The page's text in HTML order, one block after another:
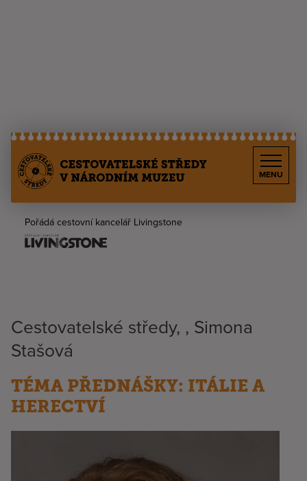
MENU
Pořádá cestovní kancelář Livingstone
Cestovatelské středy, , Simona
Stašová
TÉMA PŘEDNÁŠKY: ITÁLIE A
HERECTVÍ